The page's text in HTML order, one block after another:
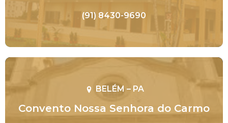
(91) 8430-9690
BELÉM – PA
Convento Nossa Senhora do Carmo